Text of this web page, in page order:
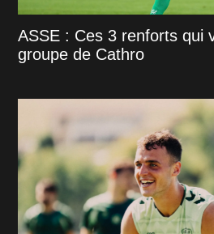
ASSE : Ces 3 renforts qui
groupe de Cathro